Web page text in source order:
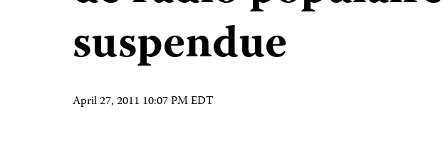
suspendue
April 27, 2011 10:07 PM EDT